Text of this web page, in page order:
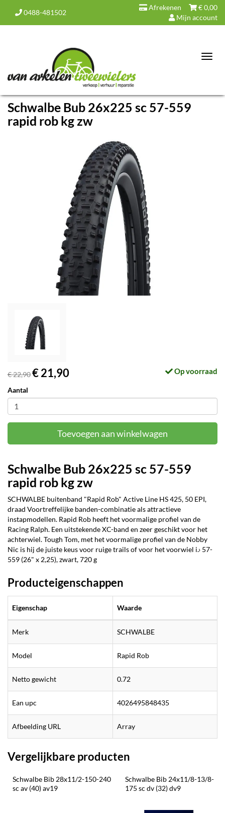
0488-481502
€0,00
Afrekenen
Mijn account
Schwalbe Bub 26x225 sc 57-559
rapid rob kg zw
€ 22,90€ 21,90 Op voorraad
Aantal
Toevoegen aan winkelwagen
Schwalbe Bub 26x225 sc 57-559
rapid rob kg zw
SCHWALBE buitenband "Rapid Rob" Active Line HS 425, 50 EPI,
draad Voortreffelijke banden-combinatie als attractieve
instapmodellen. Rapid Rob heeft het voormalige profiel van de
Racing Ralph. Een uitstekende XC-band en zeer geschikt voor het
achterwiel. Tough Tom, met het voormalige profiel van de Nobby
Nic is hij de juiste keus voor ruige trails of voor het voorwiel i.› 57-
559 (26" x 2,25), zwart, 720 g
Producteigenschappen
Eigenschap Waarde
Merk SCHWALBE
Model Rapid Rob
Netto gewicht 0.72
Ean upc 4026495848435
Afbeelding URL Array
Vergelijkbare producten
Schwalbe Bib 28x11/2-150-240
sc av (40) av19
Schwalbe Bib 24x11/8-13/8-
175 sc dv (32) dv9